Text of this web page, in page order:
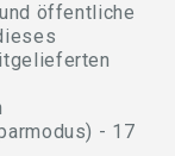
öffentliche
- 17